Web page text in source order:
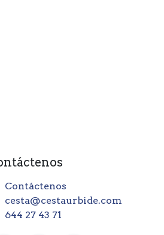
Contáctenos
cesta@cestaurbide.com
644 27 43 71